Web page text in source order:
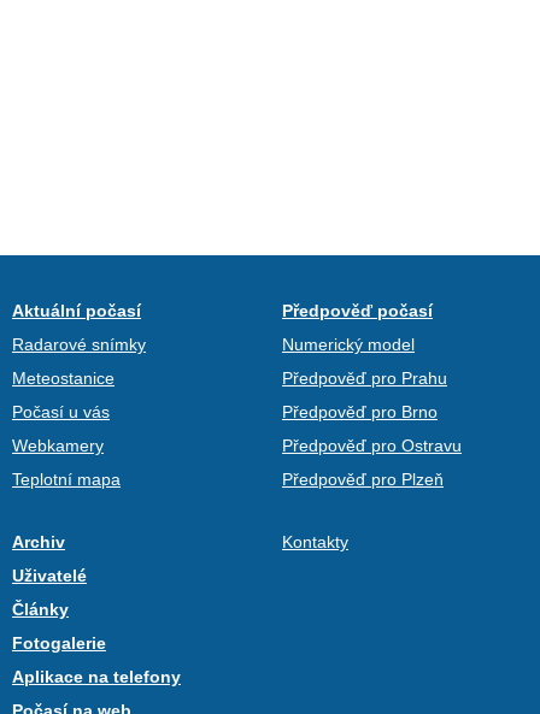
Aktuální počasí
Radarové snímky
Meteostanice
Počasí u vás
Webkamery
Teplotní mapa
Předpověď počasí
Numerický model
Předpověď pro Prahu
Předpověď pro Brno
Předpověď pro Ostravu
Předpověď pro Plzeň
Archiv
Uživatelé
Články
Fotogalerie
Aplikace na telefony
Kontakty